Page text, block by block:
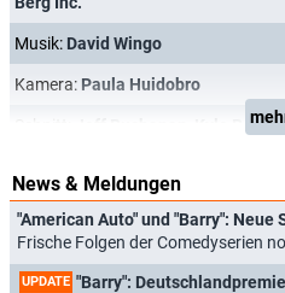
Musik: David Wingo
Kamera: Paula Huidobro
Kyle Reiter
News & Meldungen
"American Auto" und "Barry":
Frische Folgen der Comedyserien
UPDATE "Barry": Deutschlandpremiere